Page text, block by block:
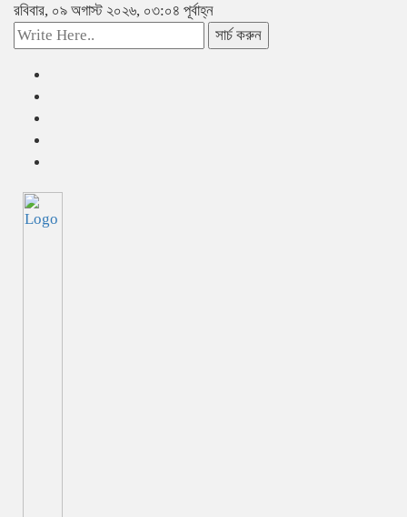
রবিবার, ০৯ অগাস্ট ২০২৬, ০৩:০৪ পূর্বাহ্ন
সার্চ করুন